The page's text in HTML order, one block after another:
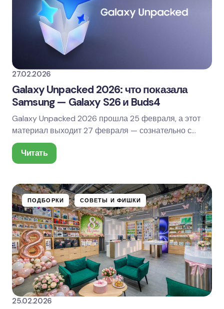
27.02.2026
Galaxy Unpacked 2026: что показала
Samsung — Galaxy S26 и Buds4
Galaxy Unpacked 2026 прошла 25 февраля, а этот
материал выходит 27 февраля — сознательно с
паузой в два дня. Мы собрали не только что
показали…
Читать
ПОДБОРКИ СОВЕТЫ И ФИШКИ
25.02.2026